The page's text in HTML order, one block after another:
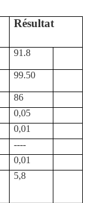
Résultat
91.8
99.50
86
0,05
0,01
----
0,01
5,8